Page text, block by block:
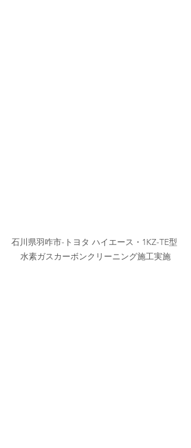
石川県羽咋市-トヨタ ハイエース・1KZ-TE型
水素ガスカーボンクリーニング施工実施